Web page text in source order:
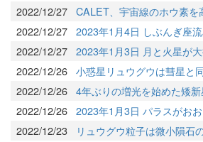
2022/12/27 CALET、宇宙線のホウ素を
2022/12/27 2023年1月4日 しぶんぎ座
2022/12/27 2023年1月3日 月と火星が
2022/12/26 小惑星リュウグウは彗星と
2022/12/26 4年ぶりの増光を始めた矮
2022/12/26 2023年1月3日 パラスがお
2022/12/23
リュウグウ粒子は微小隕石